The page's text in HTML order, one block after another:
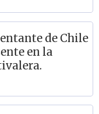
de Chile
en la